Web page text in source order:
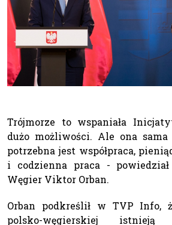
Trójmorze to wspaniała
dużo możliwości. Ale ona
potrzebna jest współpraca,
i codzienna praca -
Węgier Viktor Orban.
Orban podkreślił w TVP Info,
polsko-węgierskiej istnieją